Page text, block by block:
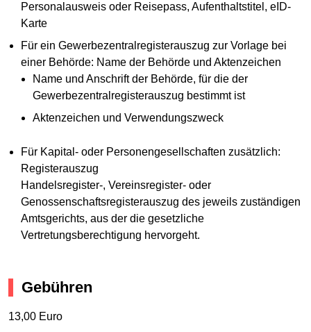
Personalausweis oder Reisepass, Aufenthaltstitel, eID-
Karte
Für ein Gewerbezentralregisterauszug zur Vorlage bei
einer Behörde: Name der Behörde und Aktenzeichen
Name und Anschrift der Behörde, für die der
Gewerbezentralregisterauszug bestimmt ist
Aktenzeichen und Verwendungszweck
Für Kapital- oder Personengesellschaften zusätzlich:
Registerauszug
Handelsregister-, Vereinsregister- oder
Genossenschaftsregisterauszug des jeweils zuständigen
Amtsgerichts, aus der die gesetzliche
Vertretungsberechtigung hervorgeht.
Gebühren
13,00 Euro